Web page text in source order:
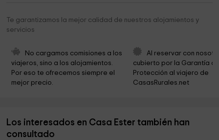
Monasterio de San Juan de los Reyes
Iglesia de Santo Tomé
Museo Taller Del Moro
Sinagoga de Santa María La Blanca 8,4 km
Museo Sefardí 8,5 km
Te garantizamos la mejor calidad de nuestros alojamientos y
servicios
No cargamos comisiones a los
viajeros, sino a los alojamientos.
Por eso te ofrecemos siempre el
mejor precio.
Al reservar con
cubierto por la Garantía
Protección al viajero de
CasasRurales.net
Los interesados en Casa Ester también han
consultado